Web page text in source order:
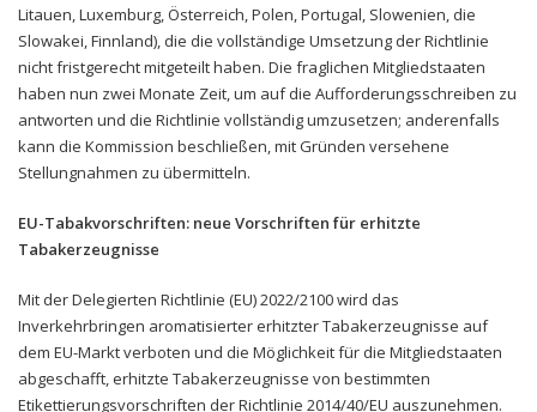
Litauen, Luxemburg, Österreich, Polen, Portugal, Slowenien, die
Slowakei, Finnland), die die vollständige Umsetzung der Richtlinie
nicht fristgerecht mitgeteilt haben. Die fraglichen Mitgliedstaaten
haben nun zwei Monate Zeit, um auf die Aufforderungsschreiben zu
antworten und die Richtlinie vollständig umzusetzen; anderenfalls
kann die Kommission beschließen, mit Gründen versehene
Stellungnahmen zu übermitteln.
EU-Tabakvorschriften: neue Vorschriften für erhitzte
Tabakerzeugnisse
Mit der Delegierten Richtlinie (EU) 2022/2100 wird das
Inverkehrbringen aromatisierter erhitzter Tabakerzeugnisse auf
dem EU-Markt verboten und die Möglichkeit für die Mitgliedstaaten
abgeschafft, erhitzte Tabakerzeugnisse von bestimmten
Etikettierungsvorschriften der Richtlinie 2014/40/EU auszunehmen.